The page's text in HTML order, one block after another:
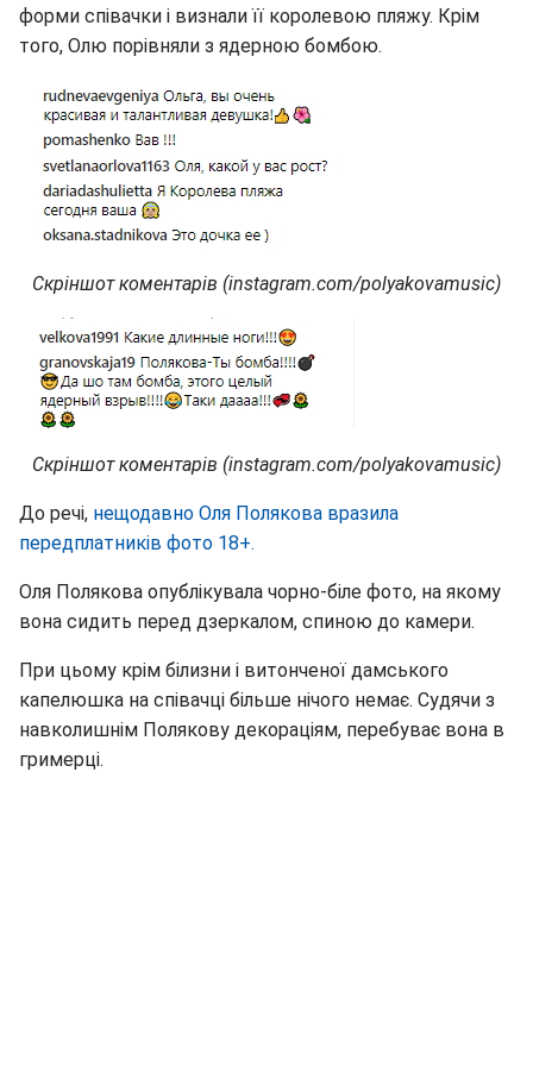
форми співачки і визнали її королевою пляжу. Крім
того, Олю порівняли з ядерною бомбою.
Скріншот коментарів (instagram.com/polyakovamusic)
Скріншот коментарів (instagram.com/polyakovamusic)
До речі, нещодавно Оля Полякова вразила
передплатників фото 18+.
Оля Полякова опублікувала чорно-біле фото, на якому
вона сидить перед дзеркалом, спиною до камери.
При цьому крім білизни і витонченої дамського
капелюшка на співачці більше нічого немає. Судячи з
навколишнім Полякову декораціям, перебуває вона в
гримерці.